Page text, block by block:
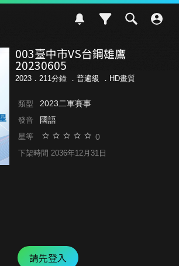
003臺中市VS台鋼雄鷹
20230605
2023．211分鐘 ． 普遍級 ．HD畫質
類型 2023二軍賽事
發音 國語
星等 0
下架時間 2036年12月31日
請先登入